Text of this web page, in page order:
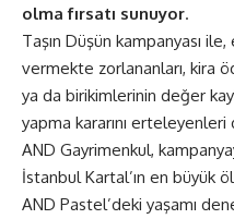
olma fırsatı sunuyor.
Taşın Düşün kampanyası ile,
vermekte zorlananları, kira
ya da birikimlerinin değer
yapma kararını
AND Gayrimenkul,
İstanbul Kartal’ın en büyük
AND Pastel’deki yaşamı